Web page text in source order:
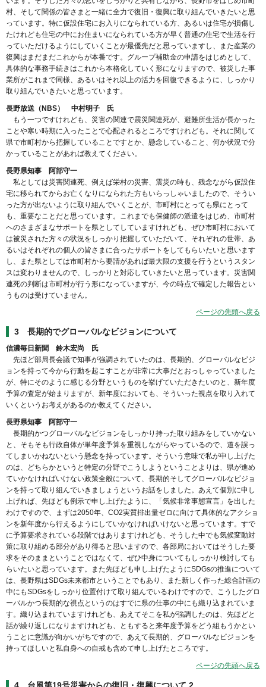
村、そして関係の皆さまと一緒に全力で復旧・復興に取り組んでいきたいと思
っています。特に仮設住宅にお入りになられている方、あるいは住宅が損傷し
たけれども住宅の中にお住まいになられている方が早く普通の住宅で生活を行
っていただけるようにしていくことが最優先だと思っていますし、また産業の
復興はまだまだこれからが本番です。グループ補助金の申請をはじめとして、
具体的な事務手続きはこれから本格化していく形になりますので、被災した事
業所がこれまで同様、あるいはそれ以上の活力を回復できるように、しっかり
取り組んでいきたいと思っています。
長野放送（NBS） 中村明子 氏
もう一つですけれども、災害の関連で震災関連死が、避難所生活が長かった
ことや寒い時期に入ったことで心配されるところですけれども。それに関して
県で市町村から把握していることですとか、懸念していること、何か状況で分
かっていることがあれば教えてください。
長野県知事 阿部守一
私としては災害関連死、例えば栄村の災害、震災の時も、残念ながら仮設住
宅に移られてからお亡くなりになられた方もいらっしゃいましたので、そうい
った方が出ないように取り組んでいくことが、市町村にとっても県にとって
も、重要なことだと思っています。これまでも保健師の派遣をはじめ、市町村
へのさまざまなサポートを県としてしていますけれども、ぜひ市町村において
は被災された方々の状況をしっかり把握していただいて、それぞれの世帯、あ
るいはそれぞれの個人の皆さまに合ったサポートをしてもらいたいと思います
し、また県としては市町村から要請があれば最大限の支援を行うというスタン
スは変わりませんので、しっかりと対応していきたいと思っています。災害関
連死の判断は市町村が行う形になっていますが、今の時点で確定した報告とい
うものは受けていません。
ページの先頭へ戻る
3 長期的でグローバルなビジョンについて
信濃毎日新聞 鈴木宏尚 氏
先ほど部局長会議で知事が強調されていたのは、長期的、グローバルなビジ
ョンを持って今から行動を起こすことが非常に大事だとおっしゃっていました
が、特にそのように感じる分野というものを挙げていただきたいのと、新年度
予算の査定が始まりますが、新年度においても、そういった視点を取り入れて
いくというお考えがあるのか教えてください。
長野県知事 阿部守一
長期的かつグローバルなビジョンをしっかり持った取り組みをしていかない
と、そもそも行政自体が単年度予算を重視しながらやっているので、道を誤っ
てしまいかねないという懸念を持っています。そういう意味で私が申し上げた
のは、どちらかというと特定の分野でこうしようということよりは、県が進め
ていかなければいけない政策全般について、長期的そしてグローバルなビジョ
ンを持って取り組んでいきましょうというお話をしました。あえて個別に申し
上げれば、先ほども例示で申し上げたように、「気候非常事態宣言」を出した
わけですので、まずは2050年、CO2実質排出量ゼロに向けて具体的なアクショ
ンを新年度から行えるようにしていかなければいけないと思っています。すで
に予算要求されている段階ではありますけれども、そうした中でも気候変動対
策に取り組める部分があり得ると思いますので、各部局においてはそうした要
求をそのままということではなくて、ぜひ中身についてもしっかり検討しても
らいたいと思っています。また先ほども申し上げたようにSDGsの推進について
は、長野県はSDGs未来都市ということでもあり、また新しく作った総合計画の
中にもSDGsをしっかり位置付けて取り組んでいるわけですので、こうしたグロ
ーバルかつ長期的な視点というのはすでに県の仕事の中にも織り込まれていま
す。織り込まれていますけれども、あえてそこを私が強調したのは、先ほどと
話が繰り返しになりますけれども、ともすると来年度予算をどう組もうかとい
うことに意識が向かいがちですので、あえて長期的、グローバルなビジョンを
持ってほしいと私自身への自戒も含めて申し上げたところです。
ページの先頭へ戻る